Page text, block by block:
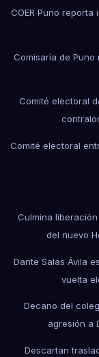
COER Puno
Comisaría de
Comité electoral
Comité electoral
Culmina
del nuevo
Dante Salas Ávila
vuelta
Decano del
agresión a
Descartan